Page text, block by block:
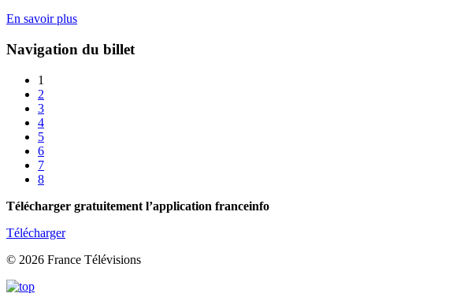
En savoir plus
Navigation du billet
1
2
3
4
5
6
7
8
Télécharger gratuitement l’application franceinfo
Télécharger
© 2026 France Télévisions